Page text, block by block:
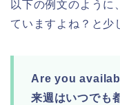
以下の例文のよう
ていますよね？と少
Are you
来週はいつでも